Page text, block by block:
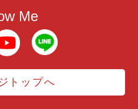
Me
トップへ